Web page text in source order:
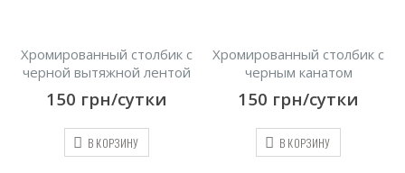
Хромированный столбик с
черной вытяжной лентой
150 грн/сутки
В КОРЗИНУ
Хромированный столбик с
черным канатом
150 грн/сутки
В КОРЗИНУ